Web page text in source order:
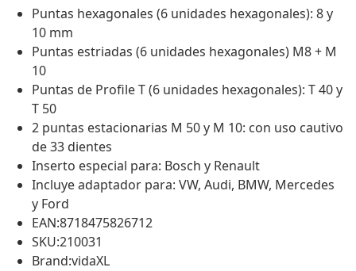
Puntas hexagonales (6 unidades hexagonales): 8 y
10 mm
Puntas estriadas (6 unidades hexagonales) M8 + M
10
Puntas de Profile T (6 unidades hexagonales): T 40 y
T 50
2 puntas estacionarias M 50 y M 10: con uso cautivo
de 33 dientes
Inserto especial para: Bosch y Renault
Incluye adaptador para: VW, Audi, BMW, Mercedes
y Ford
EAN:8718475826712
SKU:210031
Brand:vidaXL